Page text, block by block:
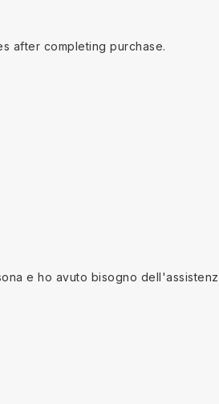
after completing purchase.
e ho avuto bisogno